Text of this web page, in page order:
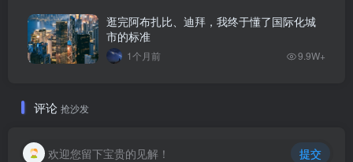
逛完阿布扎比、迪拜，我终于懂了国际化城
市的标准
1个月前 9.9W+
评论 抢沙发
欢迎您留下宝贵的见解！ 提交